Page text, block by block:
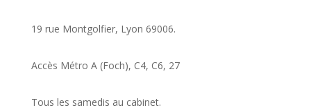
19 rue Montgolfier, Lyon 69006.
Accès Métro A (Foch), C4, C6, 27
Tous les samedis au cabinet.